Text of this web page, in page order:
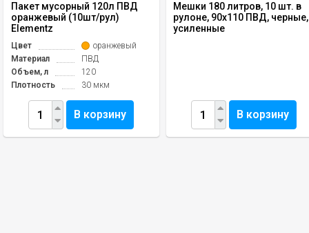
Пакет мусорный 120л ПВД
оранжевый (10шт/рул)
Elementz
Цвет
оранжевый
Материал
ПВД
Объем, л
120
Плотность
30 мкм
В корзину
Мешки 180 литров, 10 шт. в
рулоне, 90х110 ПВД, черные,
усиленные
В корзину